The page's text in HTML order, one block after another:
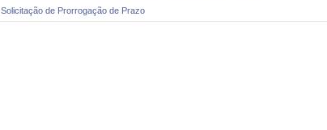
Solicitação de Prorrogação de Prazo